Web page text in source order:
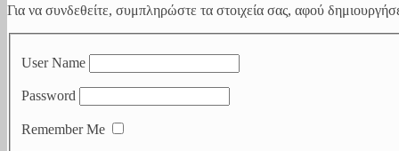
Για να συνδεθείτε, συμπληρώστε τα στοιχεία σας, αφού
User Name
Password
Remember Me